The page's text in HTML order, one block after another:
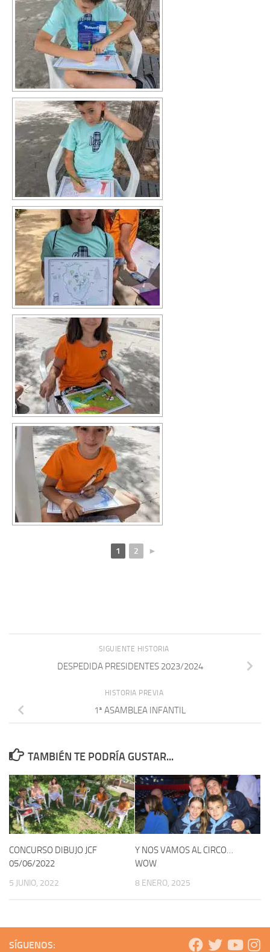
1 2 ►
SIGUIENTE HISTORIA
DESPEDIDA PRESIDENTES 2023/2024
HISTORIA PREVIA
1ª ASAMBLEA INFANTIL
TAMBIÉN TE PODRÍA GUSTAR...
CONCURSO DIBUJO JCF
05/06/2022
5 JUNIO, 2022
Y NOS VAMOS AL CIRCO…
WOW
8 ENERO, 2025
SÍGUENOS: